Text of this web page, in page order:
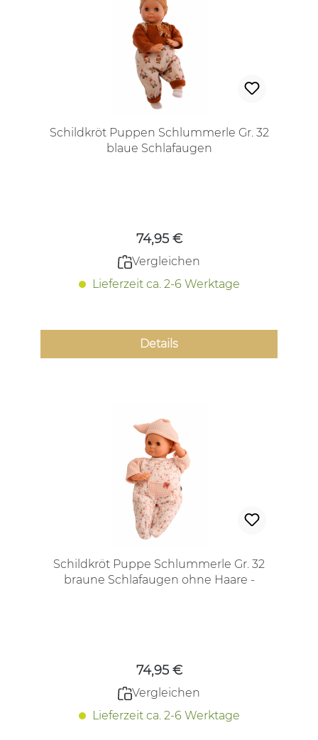
Schildkröt Puppen Schlummerle Gr. 32
blaue Schlafaugen
74,95 €
Vergleichen
Lieferzeit ca. 2-6 Werktage
Details
Schildkröt Puppe Schlummerle Gr. 32
braune Schlafaugen ohne Haare -
74,95 €
Vergleichen
Lieferzeit ca. 2-6 Werktage